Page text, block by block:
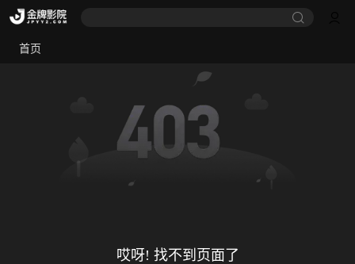
首页
哎呀! 找不到页面了